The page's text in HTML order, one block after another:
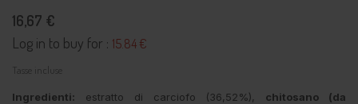
16,67 €
Log in to buy for : 15.84 €
Tasse incluse
Ingredienti: estratto di carciofo (36,52%), chitosano (da